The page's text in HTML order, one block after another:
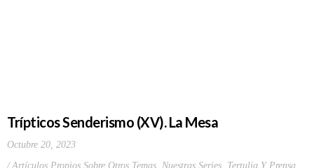
Trípticos Senderismo (XV). La Mesa
Octubre 20, 2023
Artículos Propios Sobre Otros Temas Nuestras Series Tertulia Y Prensa